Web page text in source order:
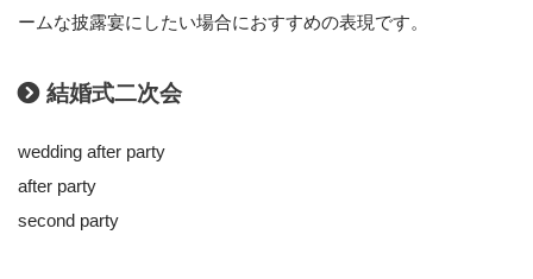
ームな披露宴にしたい場合におすすめの表現です。
結婚式二次会
wedding after party
after party
second party